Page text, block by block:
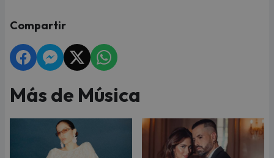
Compartir
Más de Música